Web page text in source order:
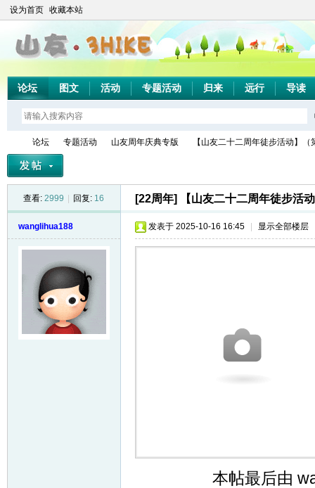
设为首页 收藏本站
论坛 图文 活动 专题活动 归来 远行 导读
论坛
›
专题活动
›
山友周年庆典专版 【山友二十二周年徒步活动】
查看: 2999 回复: 16 [22周年] 【山友二十二周年徒步活
wanglihua188 发表于 2025-10-16 16:45 显示全部楼层
本帖最后由